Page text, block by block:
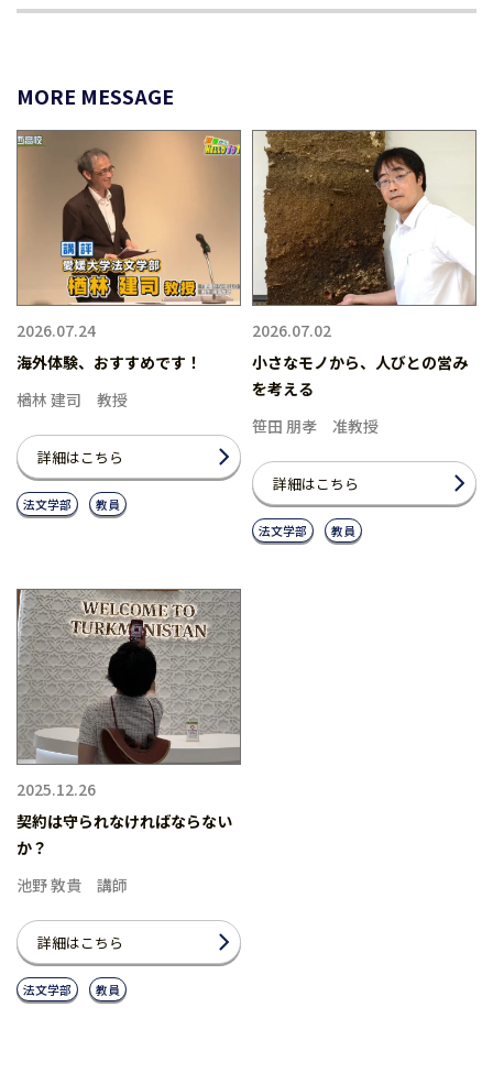
MORE MESSAGE
2026.07.24
海外体験、おすすめです！
楢林 建司 教授
詳細はこちら
法文学部 教員
2026.07.02
小さなモノから、人びとの営み
を考える
笹田 朋孝 准教授
詳細はこちら
法文学部 教員
2025.12.26
契約は守られなければならない
か？
池野 敦貴 講師
詳細はこちら
法文学部 教員